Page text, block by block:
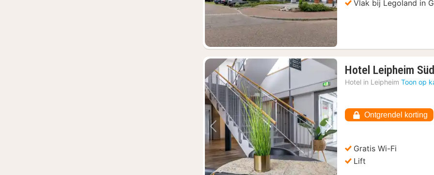
Vlak bij Legoland in
Vorige foto Volgende foto
Hotel Leipheim Süd
Hotel in Leipheim Toon op
Ontgrendel korting
Gratis Wi-Fi
Lift